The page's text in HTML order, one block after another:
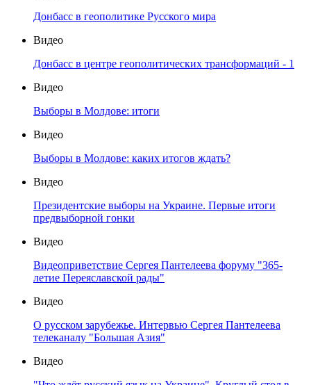
Донбасс в геополитике Русского мира
Видео
Донбасс в центре геополитических трансформаций - 1
Видео
Выборы в Молдове: итоги
Видео
Выборы в Молдове: каких итогов ждать?
Видео
Президентские выборы на Украине. Первые итоги
предвыборной гонки
Видео
Видеоприветствие Сергея Пантелеева форуму "365-
летие Переяславской рады"
Видео
О русском зарубежье. Интервью Сергея Пантелеева
телеканалу "Большая Азия"
Видео